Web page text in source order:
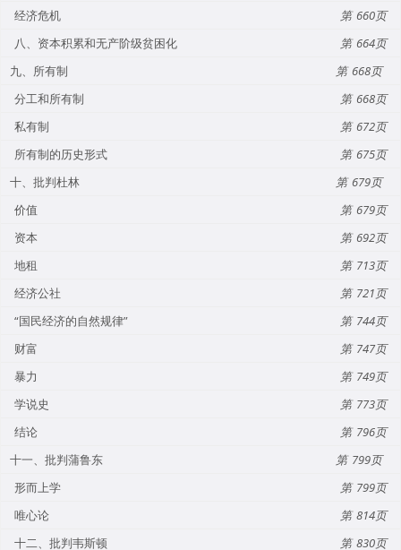
经济危机
660
八、资本积累和无产阶级贫困化
664
九、所有制
668
分工和所有制
668
私有制
672
所有制的历史形式
675
十、批判杜林
679
价值
679
资本
692
地租
713
经济公社
721
“国民经济的自然规律”
744
财富
747
暴力
749
学说史
773
结论
796
十一、批判蒲鲁东
799
形而上学
799
唯心论
814
十二、批判韦斯顿
830